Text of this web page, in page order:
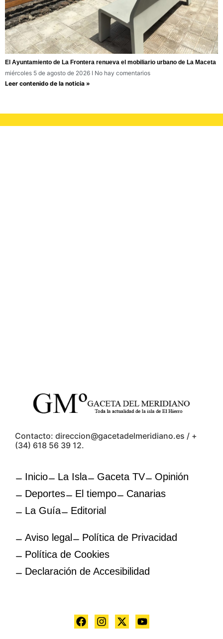
El Ayuntamiento de La Frontera renueva el mobiliario urbano de La Maceta
miércoles 5 de agosto de 2026
No hay comentarios
Leer contenido de la noticia »
Contacto: direccion@gacetadelmeridiano.es / +
(34) 618 56 39 12.
Inicio La Isla Gaceta TV
Opinión
Deportes
El tiempo
Canarias
La Guía
Editorial
Aviso legal
Política de Privacidad
Política de Cookies
Declaración de Accesibilidad